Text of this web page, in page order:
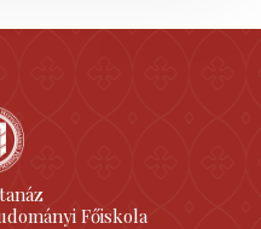
Főiskola